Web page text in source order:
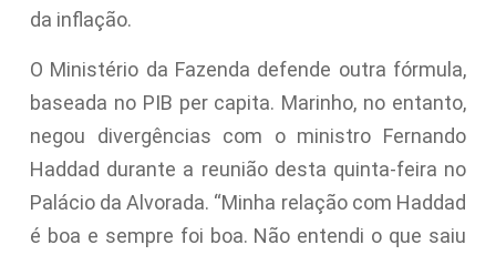
da inflação.
O Ministério da Fazenda defende outra fórmula,
baseada no PIB per capita. Marinho, no entanto,
negou divergências com o ministro Fernando
Haddad durante a reunião desta quinta-feira no
Palácio da Alvorada. “Minha relação com Haddad
é boa e sempre foi boa. Não entendi o que saiu